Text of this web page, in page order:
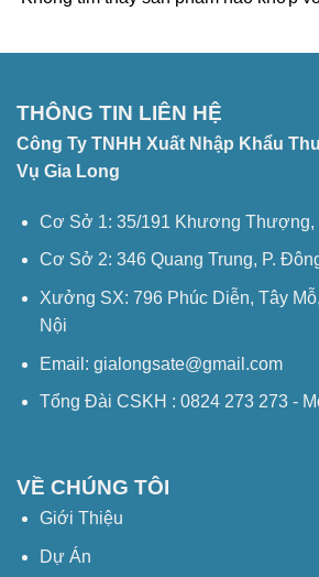
THÔNG TIN LIÊN HỆ
Công Ty TNHH Xuất Nhập Khẩu
Vụ Gia Long
Cơ Sở 1: 35/191 Khương
Cơ Sở 2: 346 Quang Trung, P.
Xưởng SX: 796 Phúc Diễn, Tây
Nội
Email: gialongsate@gmail.com
Tổng Đài CSKH : 0824 273 273 -
VỀ CHÚNG TÔI
Giới Thiệu
Dự Án